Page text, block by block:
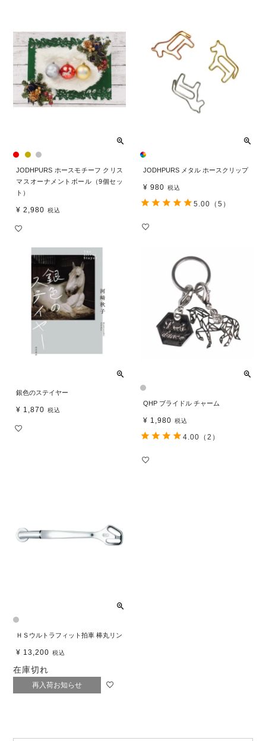
JODHPURS ホースモチーフ クリス
マスオーナメントボール（9個セッ
ト）
¥ 2,980 税込
JODHPURS メタル ホースクリップ
¥ 980 税込
5.00 （5）
銀色のステイヤー
¥ 1,870 税込
QHP ブライドル チャーム
¥ 1,980 税込
4.00 （2）
ＨＳウルトラフィット拍車 棒丸リン
¥ 13,200 税込
在庫切れ
再入荷お知らせ